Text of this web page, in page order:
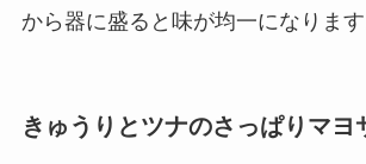
から器に盛ると味が均一になります
きゅうりとツナのさっぱりマヨ